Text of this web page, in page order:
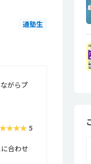
通塾生
がらプ
5
合わせ